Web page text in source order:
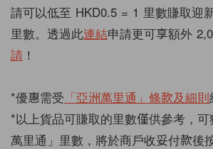
請可以低至 HKD0.5 = 1 里數賺取迎
里數。透過此連結申請更可享額外
請 ！
*優惠需受 「亞洲萬里通」條款及細則
*以上貨品可賺取的里數僅供參考，
萬里通」里數，將於商戶收妥付款後